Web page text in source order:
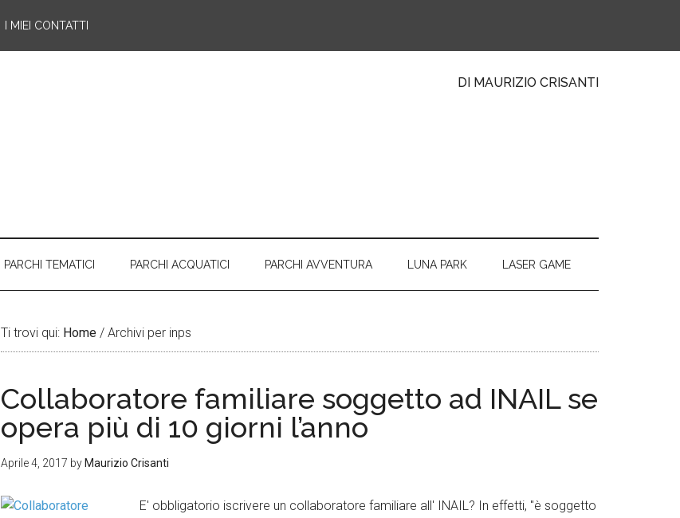
I MIEI CONTATTI
DI MAURIZIO CRISANTI
PARCHI TEMATICI PARCHI ACQUATICI PARCHI AVVENTURA LUNA PARK LASER GAME
Ti trovi qui: Home / Archivi per inps
Collaboratore familiare soggetto ad INAIL se
opera più di 10 giorni l’anno
Aprile 4, 2017 by Maurizio Crisanti
E' obbligatorio iscrivere un collaboratore familiare all' INAIL? In effetti, "è soggetto